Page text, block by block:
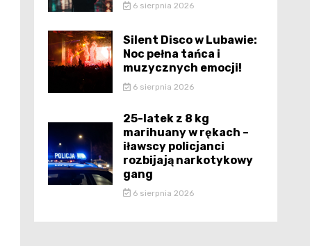
6 sierpnia 2026
Silent Disco w Lubawie:
Noc pełna tańca i
muzycznych emocji!
6 sierpnia 2026
25-latek z 8 kg
marihuany w rękach –
iławscy policjanci
rozbijają narkotykowy
gang
6 sierpnia 2026